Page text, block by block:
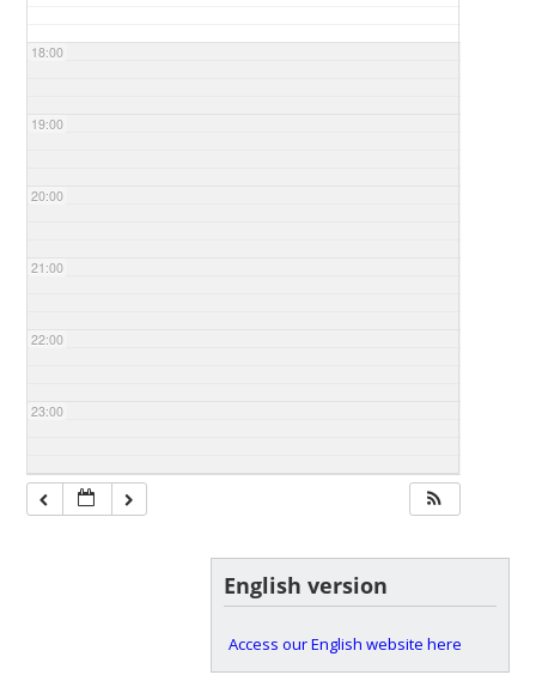
18:00
19:00
20:00
21:00
22:00
23:00
English version
Access our English website here